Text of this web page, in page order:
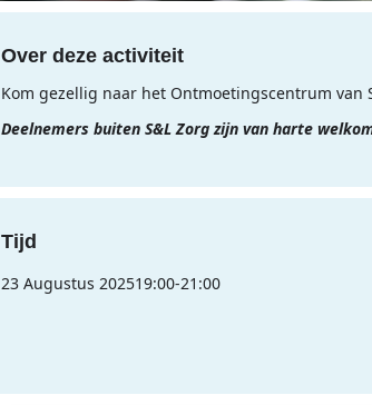
Over deze activiteit
Kom gezellig naar het Ontmoetingscentrum van
Deelnemers buiten S&L Zorg zijn van harte
Tijd
23 Augustus 202519:00-21:00